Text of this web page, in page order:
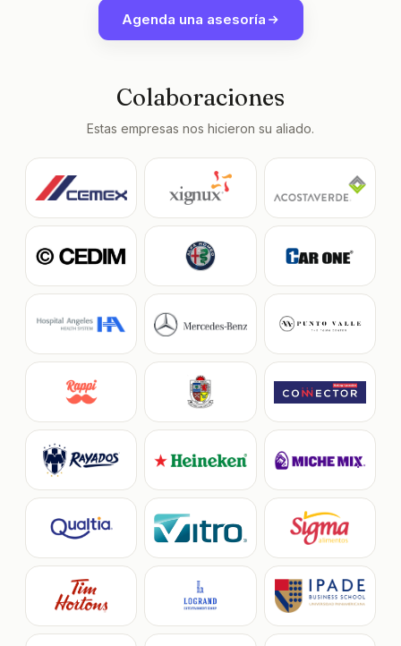
Agenda una asesoría
Colaboraciones
Estas empresas nos hicieron su aliado.